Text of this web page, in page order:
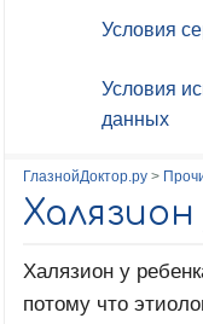
Условия
Условия
данных
ГлазнойДоктор.ру >
Халязион у
потому что